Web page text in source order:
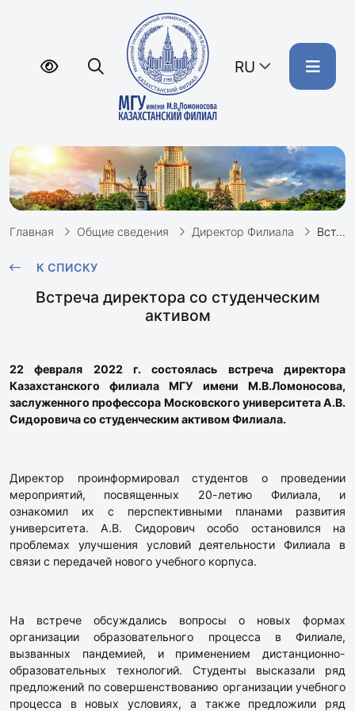
RU
Главная Общие сведения Директор Филиала Встреча директора со студенческим активом
К СПИСКУ
Встреча директора со студенческим
активом
22 февраля 2022 г. состоялась встреча директора
Казахстанского филиала МГУ имени М.В.Ломоносова,
заслуженного профессора Московского университета А.В.
Сидоровича со студенческим активом Филиала.
Директор проинформировал студентов о проведении
мероприятий, посвященных 20-летию Филиала, и
ознакомил их с перспективными планами развития
университета. А.В. Сидорович особо остановился на
проблемах улучшения условий деятельности Филиала в
связи с передачей нового учебного корпуса.
На встрече обсуждались вопросы о новых формах
организации образовательного процесса в Филиале,
вызванных пандемией, и применением дистанционно-
образовательных технологий. Студенты высказали ряд
предложений по совершенствованию организации учебного
процесса в новых условиях, а также предложили ряд